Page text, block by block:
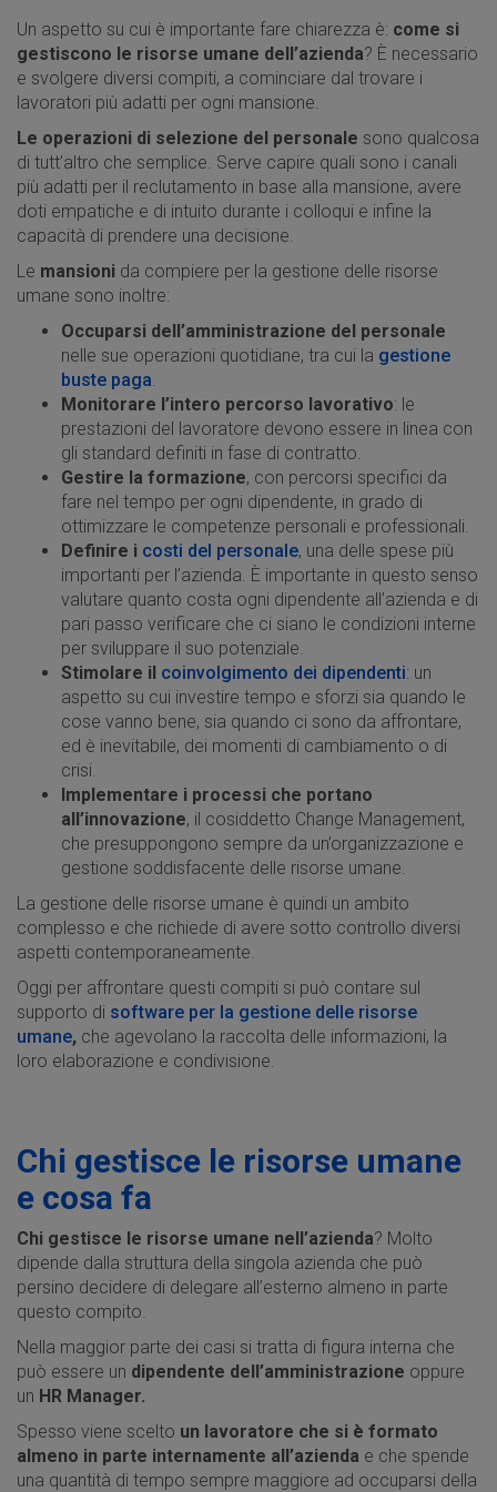
Un aspetto su cui è importante fare chiarezza è: come si
gestiscono le risorse umane dell’azienda? È necessario
e svolgere diversi compiti, a cominciare dal trovare i
lavoratori più adatti per ogni mansione.
Le operazioni di selezione del personale sono qualcosa
di tutt’altro che semplice. Serve capire quali sono i canali
più adatti per il reclutamento in base alla mansione, avere
doti empatiche e di intuito durante i colloqui e infine la
capacità di prendere una decisione.
Le mansioni da compiere per la gestione delle risorse
umane sono inoltre:
Occuparsi dell’amministrazione del personale
nelle sue operazioni quotidiane, tra cui la gestione
buste paga.
Monitorare l’intero percorso lavorativo: le
prestazioni del lavoratore devono essere in linea con
gli standard definiti in fase di contratto.
Gestire la formazione, con percorsi specifici da
fare nel tempo per ogni dipendente, in grado di
ottimizzare le competenze personali e professionali.
Definire i costi del personale, una delle spese più
importanti per l’azienda. È importante in questo senso
valutare quanto costa ogni dipendente all’azienda e di
pari passo verificare che ci siano le condizioni interne
per sviluppare il suo potenziale.
Stimolare il coinvolgimento dei dipendenti: un
aspetto su cui investire tempo e sforzi sia quando le
cose vanno bene, sia quando ci sono da affrontare,
ed è inevitabile, dei momenti di cambiamento o di
crisi.
Implementare i processi che portano
all’innovazione, il cosiddetto Change Management,
che presuppongono sempre da un’organizzazione e
gestione soddisfacente delle risorse umane.
La gestione delle risorse umane è quindi un ambito
complesso e che richiede di avere sotto controllo diversi
aspetti contemporaneamente.
Oggi per affrontare questi compiti si può contare sul
supporto di software per la gestione delle risorse
umane, che agevolano la raccolta delle informazioni, la
loro elaborazione e condivisione.
Chi gestisce le risorse umane
e cosa fa
Chi gestisce le risorse umane nell’azienda? Molto
dipende dalla struttura della singola azienda che può
persino decidere di delegare all’esterno almeno in parte
questo compito.
Nella maggior parte dei casi si tratta di figura interna che
può essere un dipendente dell’amministrazione oppure
un HR Manager.
Spesso viene scelto un lavoratore che si è formato
almeno in parte internamente all’azienda e che spende
una quantità di tempo sempre maggiore ad occuparsi della